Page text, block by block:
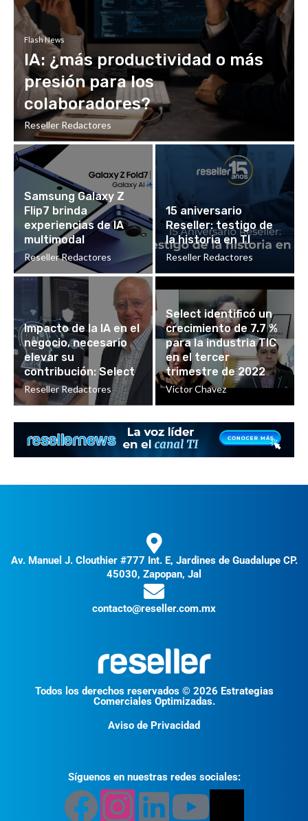
Flash News
IA: ¿más productividad o más
presión para los
colaboradores?
Reseller Redactores
Samsung Galaxy Z
Flip7 brinda
experiencias de IA
multimodal
Reseller Redactores
15 aniversario
Reseller: testigo de
la historia en TI
Reseller Redactores
Impacto de la IA en el
negocio, necesario
elevar su
contribución: Select
Reseller Redactores
Select identificó un
crecimiento de 7.7 %
para la industria TIC
en el tercer
trimestre de 2022
Victor Chavez
Av. Manuel J. Clouthier #777 Int. E, Jardines de Guadalupe CP.
45030, Zapopan, Jal
contacto@reseller.com.mx
Todos los derechos reservados © 2026 Estrategias
Comerciales Optimizadas.
Aviso de Privacidad
Síguenos en nuestras redes sociales: